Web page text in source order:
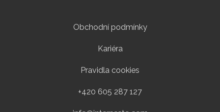
Obchodní podmínky
Kariéra
Pravidla cookies
+420 605 287 127